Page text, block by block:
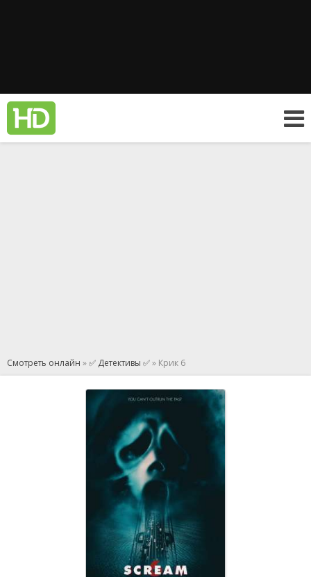
Смотреть онлайн »✅ Детективы ✅» Крик 6